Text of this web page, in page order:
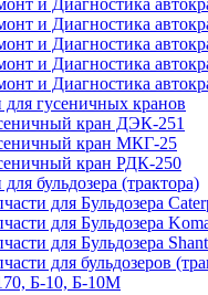
и Диагностика
и Диагностика
и Диагностика
и Диагностика
и Диагностика
для гусеничных кранов
кран ДЭК-251
кран МКГ-25
кран РДК-250
для бульдозера (трактора)
для Бульдозера
для Бульдозера
для Бульдозера
для бульдозеров
Б-10, Б-10М